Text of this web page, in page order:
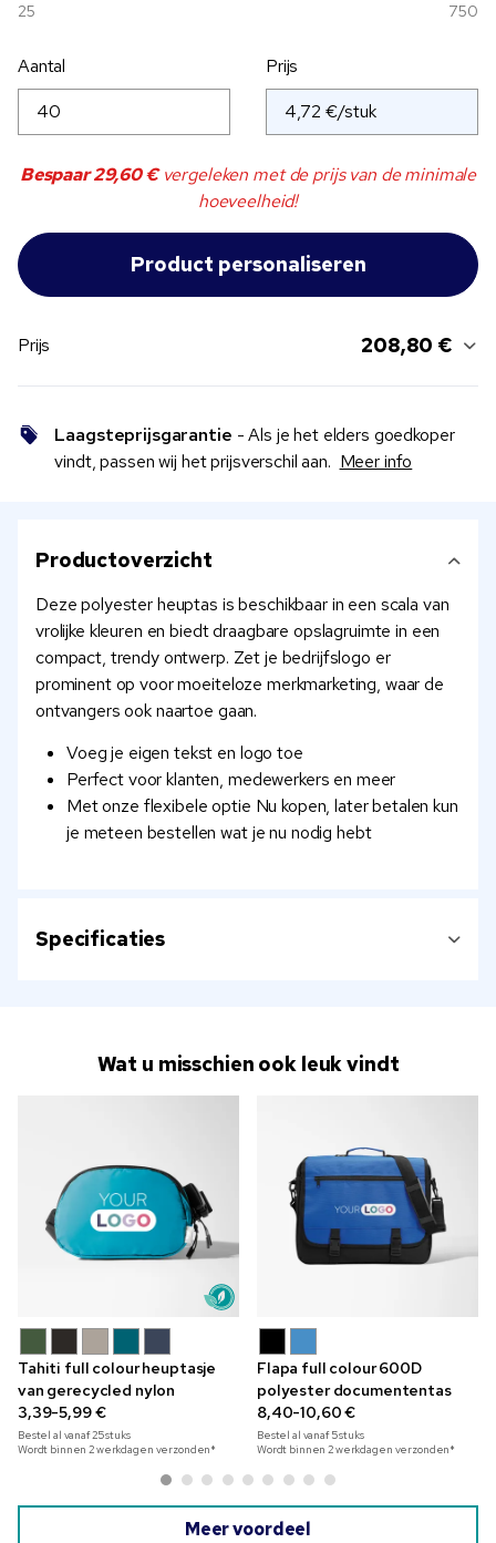
25 750
Aantal Prijs
Bespaar29,60 €vergeleken met de prijs van de minimale
hoeveelheid!
Prijs 208,80 €
Laagsteprijsgarantie - Als je het elders goedkoper
vindt, passen wij het prijsverschil aan. Meer info
Productoverzicht
Deze polyester heuptas is beschikbaar in een scala van
vrolijke kleuren en biedt draagbare opslagruimte in een
compact, trendy ontwerp. Zet je bedrijfslogo er
prominent op voor moeiteloze merkmarketing, waar de
ontvangers ook naartoe gaan.
Voeg je eigen tekst en logo toe
Perfect voor klanten, medewerkers en meer
Met onze flexibele optie Nu kopen, later betalen kun
je meteen bestellen wat je nu nodig hebt
Specificaties
Wat u misschien ook leuk vindt
Tahiti full colour heuptasje
van gerecycled nylon
3,39-5,99 €
Bestel al vanaf25stuks
Wordt binnen 2 werkdagen verzonden*
Flapa full colour 600D
polyester documententas
8,40-10,60 €
Bestel al vanaf5stuks
Wordt binnen 2 werkdagen verzonden*
Meer voordeel